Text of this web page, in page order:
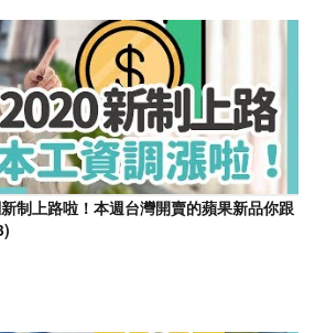
制上路啦！本週台灣開賣的蘋果新品你跟